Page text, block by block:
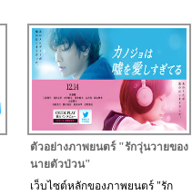
ตัวอย่างภาพยนตร์ "รักวุ่นวายของ
นายตัวป่วน"
เว็บไซต์หลักของภาพยนตร์ "รัก